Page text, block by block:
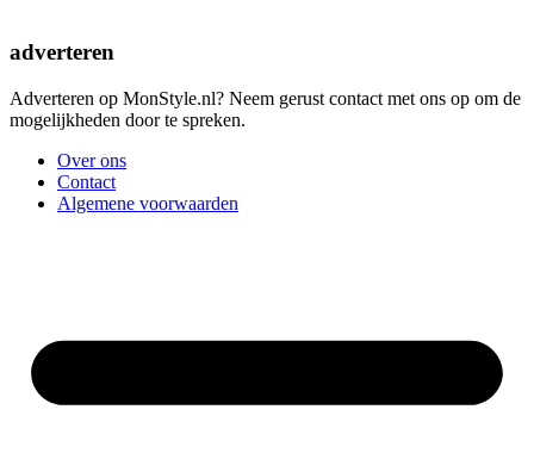
adverteren
Adverteren op MonStyle.nl? Neem gerust contact met ons op om de
mogelijkheden door te spreken.
Over ons
Contact
Algemene voorwaarden